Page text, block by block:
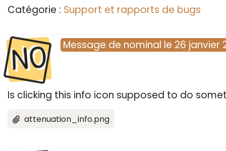
Catégorie : Support et rapports de bugs
NO Message de nominal le 26 janvier
Is clicking this info icon supposed to do
attenuation_info.png